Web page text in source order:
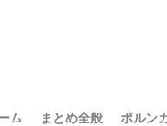
ム まとめ全般 ポルン